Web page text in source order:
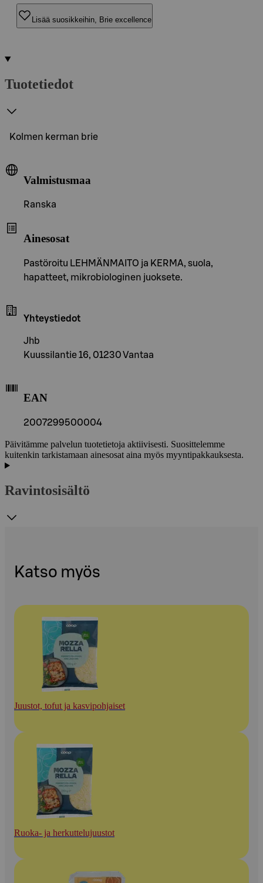
Lisää suosikkeihin, Brie excellence
Tuotetiedot
Kolmen kerman brie
Valmistusmaa
Ranska
Ainesosat
Pastöroitu LEHMÄNMAITO ja KERMA, suola,
hapatteet, mikrobiologinen juoksete.
Yhteystiedot
Jhb
Kuussilantie 16, 01230 Vantaa
EAN
2007299500004
Päivitämme palvelun tuotetietoja aktiivisesti. Suosittelemme
kuitenkin tarkistamaan ainesosat aina myös myyntipakkauksesta.
Ravintosisältö
Katso myös
Juustot, tofut ja kasvipohjaiset
Ruoka- ja herkuttelujuustot